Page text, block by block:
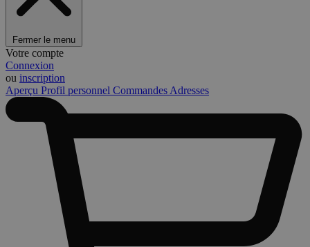
Fermer le menu
Votre compte
Connexion
ou inscription
Aperçu Profil personnel Commandes Adresses